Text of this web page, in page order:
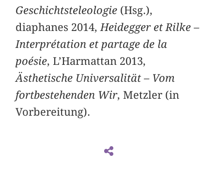
Geschichtsteleologie (Hsg.),
diaphanes 2014, Heidegger et Rilke –
Interprétation et partage de la
poésie, L’Harmattan 2013,
Ästhetische Universalität – Vom
fortbestehenden Wir, Metzler (in
Vorbereitung).